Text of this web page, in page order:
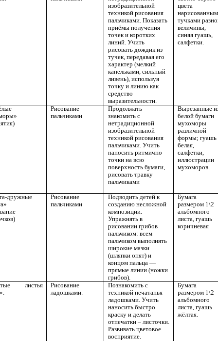
изобразительной
техникой рисования
пальчиками. Показать
приёмы получения
точек и коротких
линий. Учить
рисовать дождик из
тучек, передавая его
характер (мелкий
капельками, сильный
ливень), используя
точку и линию как
средство
выразительности.
цвета
тучками
величины,
синяя гуашь,
салфетки.
Рисование
пальчиками
Продолжать
знакомить с
нетрадиционной
изобразительной
техникой рисования
пальчиками. Учить
наносить ритмично
точки на всю
поверхность бумаги,
рисовать травку
пальчиками
Вырезанные
белой бумаги
мухоморы
различной
формы; гуашь
белая,
салфетки,
иллюстрации
мухоморов.
дружные
Рисование
пальчиками
Подводить детей к
созданию несложной
композиции.
Упражнять в
рисовании грибов
пальчиком: всем
пальчиком выполнять
широкие мазки
(шляпки опят) и
концом пальца —
прямые линии (ножки
грибов).
Бумага
размером 1\2
альбомного
листа, гуашь
коричневая
листья
Рисование
ладошками.
Познакомить с
техникой печатанья
ладошками. Учить
наносить быстро
краску и делать
отпечатки – листочки.
Развивать цветовое
восприятие.
Бумага
размером 1\2
альбомного
листа, гуашь
жёлтая.